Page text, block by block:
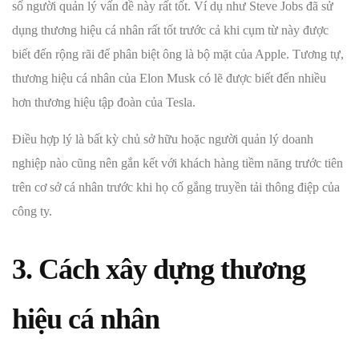
số người quản lý vấn đề này rất tốt. Ví dụ như Steve Jobs đã sử
dụng thương hiệu cá nhân rất tốt trước cả khi cụm từ này được
biết đến rộng rãi để phân biệt ông là bộ mặt của Apple. Tương tự,
thương hiệu cá nhân của Elon Musk có lẽ được biết đến nhiều
hơn thương hiệu tập đoàn của Tesla.
Điều hợp lý là bất kỳ chủ sở hữu hoặc người quản lý doanh
nghiệp nào cũng nên gắn kết với khách hàng tiềm năng trước tiên
trên cơ sở cá nhân trước khi họ cố gắng truyền tải thông điệp của
công ty.
3. Cách xây dựng thương
hiệu cá nhân